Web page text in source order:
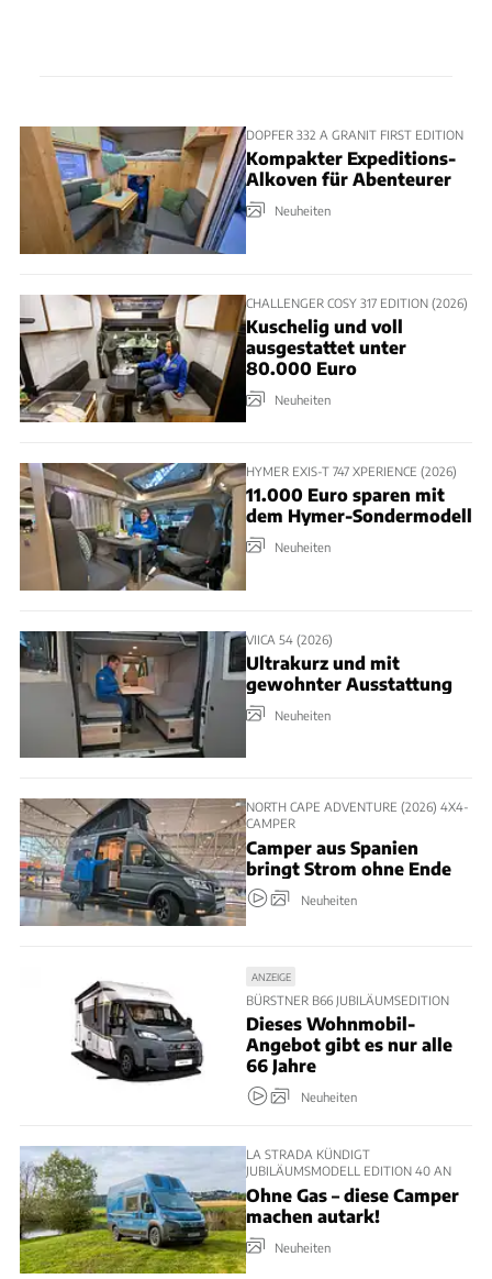
DOPFER 332 A GRANIT FIRST EDITION
Kompakter Expeditions-
Alkoven für Abenteurer
Neuheiten
CHALLENGER COSY 317 EDITION (2026)
Kuschelig und voll
ausgestattet unter
80.000 Euro
Neuheiten
HYMER EXIS-T 747 XPERIENCE (2026)
11.000 Euro sparen mit
dem Hymer-Sondermodell
Neuheiten
VIICA 54 (2026)
Ultrakurz und mit
gewohnter Ausstattung
Neuheiten
NORTH CAPE ADVENTURE (2026) 4X4-
CAMPER
Camper aus Spanien
bringt Strom ohne Ende
Neuheiten
ANZEIGE
BÜRSTNER B66 JUBILÄUMSEDITION
Dieses Wohnmobil-
Angebot gibt es nur alle
66 Jahre
Neuheiten
LA STRADA KÜNDIGT
JUBILÄUMSMODELL EDITION 40 AN
Ohne Gas – diese Camper
machen autark!
Neuheiten